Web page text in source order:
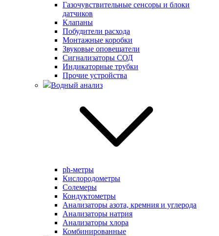
Газочувствительные сенсоры и блоки
датчиков
Клапаны
Побудители расхода
Монтажные коробки
Звуковые оповещатели
Сигнализаторы СОД
Индикаторные трубки
Прочие устройства
Водный анализ
ph-метры
Кислородометры
Солемеры
Кондуктометры
Анализаторы азота, кремния и углерода
Анализаторы натрия
Анализаторы хлора
Комбинированные